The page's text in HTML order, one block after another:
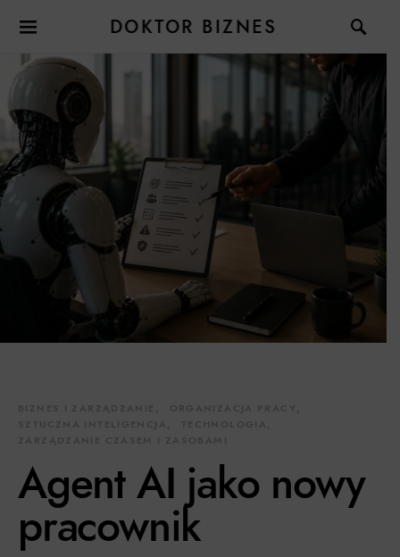
DOKTOR BIZNES
Agent AI jako nowy
pracownik